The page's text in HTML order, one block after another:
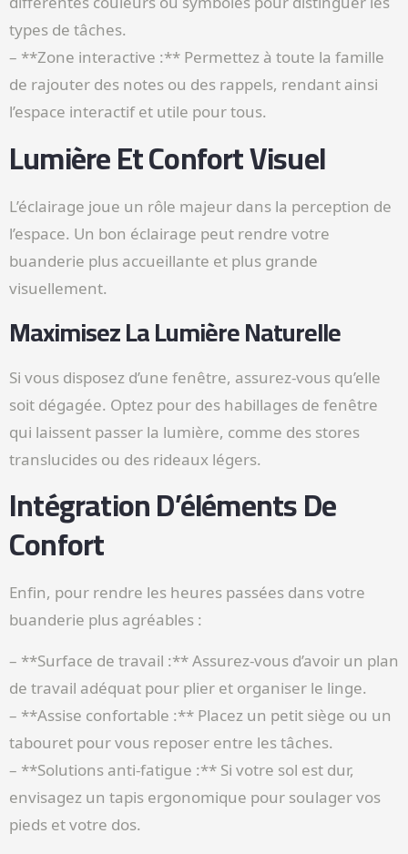
types de tâches.
– **Zone interactive :** Permettez à toute la famille
de rajouter des notes ou des rappels, rendant ainsi
l’espace interactif et utile pour tous.
Lumière Et Confort Visuel
L’éclairage joue un rôle majeur dans la perception de
l’espace. Un bon éclairage peut rendre votre
buanderie plus accueillante et plus grande
visuellement.
Maximisez La Lumière Naturelle
Si vous disposez d’une fenêtre, assurez-vous qu’elle
soit dégagée. Optez pour des habillages de fenêtre
qui laissent passer la lumière, comme des stores
translucides ou des rideaux légers.
Intégration D’éléments De
Confort
Enfin, pour rendre les heures passées dans votre
buanderie plus agréables :
– **Surface de travail :** Assurez-vous d’avoir un plan
de travail adéquat pour plier et organiser le linge.
– **Assise confortable :** Placez un petit siège ou un
tabouret pour vous reposer entre les tâches.
– **Solutions anti-fatigue :** Si votre sol est dur,
envisagez un tapis ergonomique pour soulager vos
pieds et votre dos.